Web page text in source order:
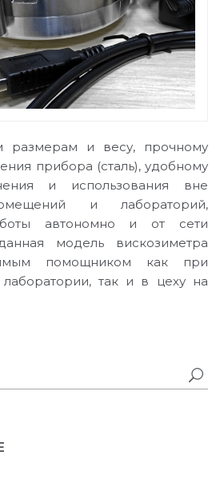
размерам и весу, прочному
прибора (сталь), удобному
и использования вне
и лабораторий,
автономно и от сети
модель вискозиметра
помощником как при
так и в цеху на